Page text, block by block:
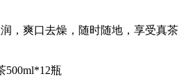
，爽口去燥，随时随地，享受真茶
500ml*12瓶